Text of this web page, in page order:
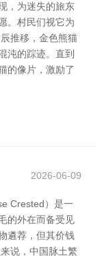
，为迷失的旅东
。村民们视它为
推移，金色熊猫
沌的踪迹。直到
的像片，激励了
2026-06-09
Crested）是一
的外在而备受见
遴荐，但其价钱
说，中国脉土繁